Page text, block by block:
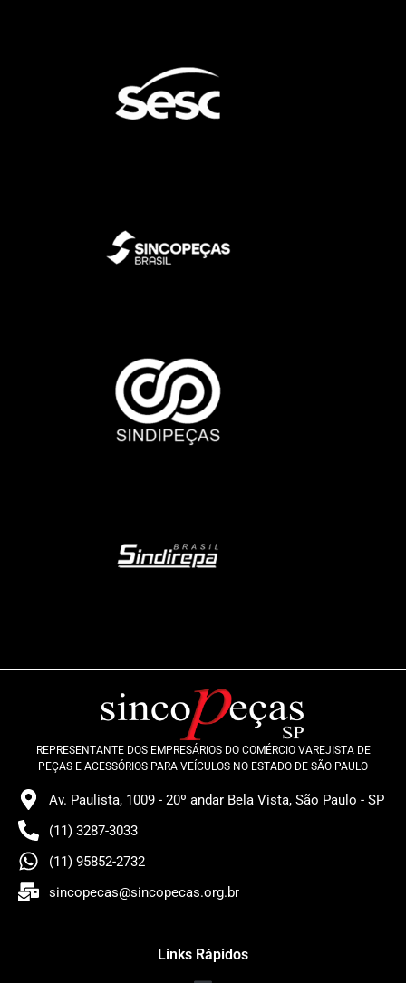
REPRESENTANTE DOS EMPRESÁRIOS DO COMÉRCIO VAREJISTA DE
PEÇAS E ACESSÓRIOS PARA VEÍCULOS NO ESTADO DE SÃO PAULO
Av. Paulista, 1009 - 20º andar Bela Vista, São Paulo - SP
(11) 3287-3033
(11) 95852-2732
sincopecas@sincopecas.org.br
Links Rápidos